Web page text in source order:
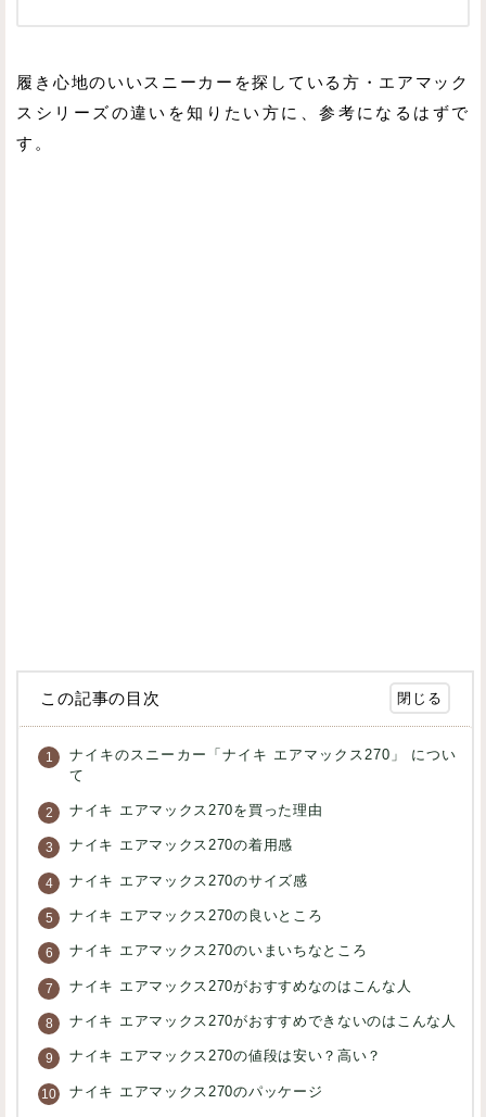
履き心地のいいスニーカーを探している方・エアマック
スシリーズの違いを知りたい方に、参考になるはずで
す。
この記事の目次
ナイキのスニーカー「ナイキ エアマックス270」 につい
て
ナイキ エアマックス270を買った理由
ナイキ エアマックス270の着用感
ナイキ エアマックス270のサイズ感
ナイキ エアマックス270の良いところ
ナイキ エアマックス270のいまいちなところ
ナイキ エアマックス270がおすすめなのはこんな人
ナイキ エアマックス270がおすすめできないのはこんな人
ナイキ エアマックス270の値段は安い？高い？
ナイキ エアマックス270のパッケージ